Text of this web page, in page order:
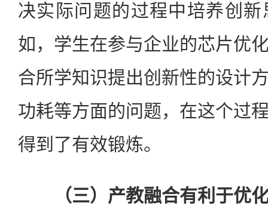
决实际问题的过程中培养创
如，学生在参与企业的芯片优
合所学知识提出创新性的设计
功耗等方面的问题，在这个过
得到了有效锻炼。
（三）产教融合有利于优化